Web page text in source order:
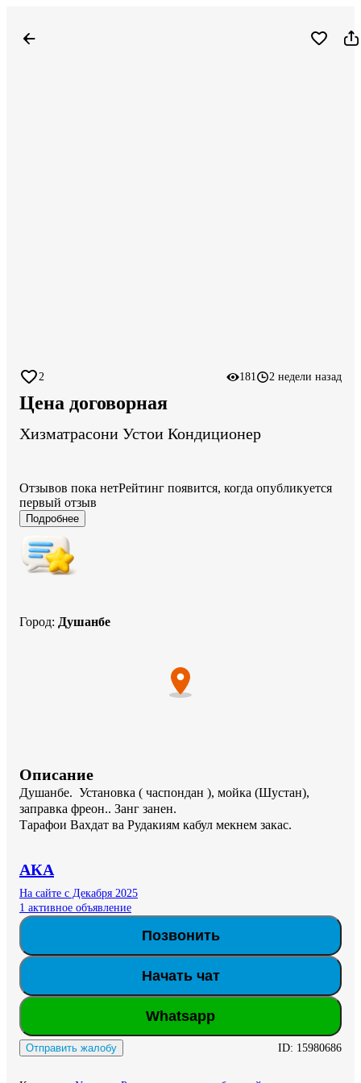
2 181 2 недели назад
Цена договорная
Хизматрасони Устои Кондиционер
Отзывов пока нетРейтинг появится, когда опубликуется
первый отзыв
Подробнее
Город: Душанбе
Описание
Душанбе.  Установка ( часпондан ), мойка (Шустан),
заправка фреон.. Занг занен.
Тарафои Вахдат ва Рудакиям кабул мекнем закас.
АКА
На сайте с Декабря 2025
1 активное объявление
Позвонить
Начать чат
Whatsapp
Отправить жалобу ID: 15980686